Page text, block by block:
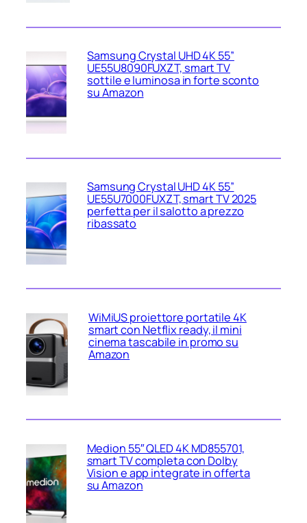
Samsung Crystal UHD 4K 55”
UE55U8090FUXZT, smart TV
sottile e luminosa in forte sconto
su Amazon
Samsung Crystal UHD 4K 55”
UE55U7000FUXZT, smart TV 2025
perfetta per il salotto a prezzo
ribassato
WiMiUS proiettore portatile 4K
smart con Netflix ready, il mini
cinema tascabile in promo su
Amazon
Medion 55″ QLED 4K MD855701,
smart TV completa con Dolby
Vision e app integrate in offerta
su Amazon